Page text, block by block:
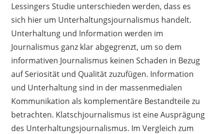
Lessingers Studie unterschieden werden, dass es
sich hier um Unterhaltungsjournalismus handelt.
Unterhaltung und Information werden im
Journalismus ganz klar abgegrenzt, um so dem
informativen Journalismus keinen Schaden in Bezug
auf Seriosität und Qualität zuzufügen. Information
und Unterhaltung sind in der massenmedialen
Kommunikation als komplementäre Bestandteile zu
betrachten. Klatschjournalismus ist eine Ausprägung
des Unterhaltungsjournalismus. Im Vergleich zum